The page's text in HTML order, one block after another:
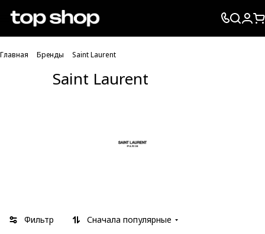
Проверка хлебных крошек
Главная Бренды Saint Laurent
Saint Laurent
Фильтр Сначала популярные